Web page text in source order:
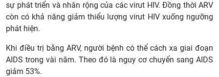
sự phát triển và nhân rộng của các virut HIV. Đồng thời ARV
còn có khả năng giảm thiểu lượng virut HIV xuống ngưỡng
phát hiện.
Khi điều trị bằng ARV, người bệnh có thể cách xa giai đoạn
AIDS trong vài năm. Theo đó là nguy cơ chuyển sang AIDS
giảm 53%.